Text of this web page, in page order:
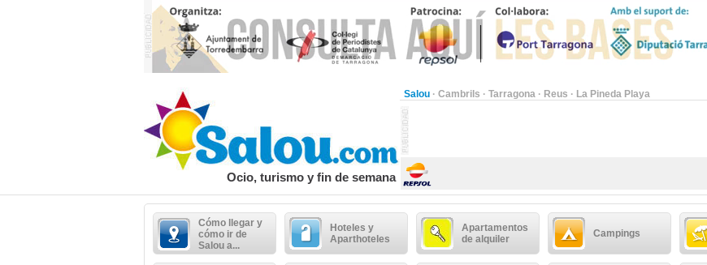
Salou · Cambrils · Tarragona · Reus · La Pineda Playa
Ocio, turismo y fin de semana
Cómo llegar y
cómo ir de
Salou a...
Hoteles y
Aparthoteles
Apartamentos
de alquiler
Campings